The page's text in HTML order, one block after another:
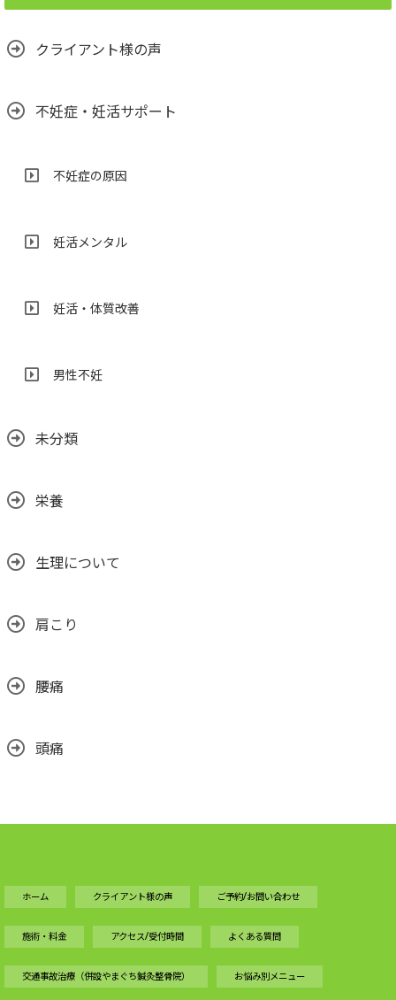
クライアント様の声
不妊症・妊活サポート
不妊症の原因
妊活メンタル
妊活・体質改善
男性不妊
未分類
栄養
生理について
肩こり
腰痛
頭痛
ホーム クライアント様の声 ご予約/お問い合わせ
施術・料金 アクセス/受付時間 よくある質問
交通事故治療（併設やまぐち鍼灸整骨院） お悩み別メニュー